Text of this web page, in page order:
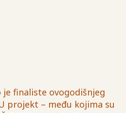
finaliste ovogodišnjeg
projekt – među kojima su